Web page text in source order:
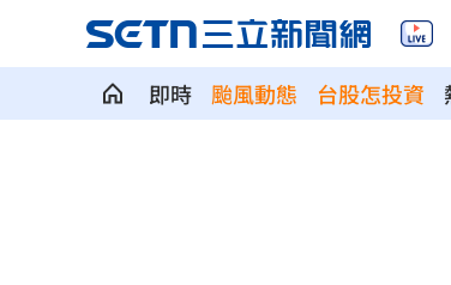
即時 颱風動態 台股怎投資